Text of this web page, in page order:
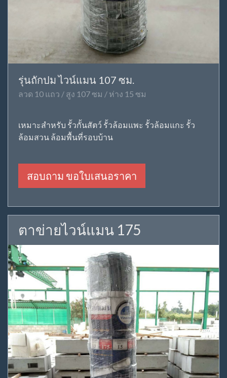
รุ่นถักปม ไวน์แมน 107 ซม.
ลวด 10 แถว / สูง 107 ซม / ห่าง 15 ซม
เหมาะสำหรับ รั้วกั้นสัตว์ รั้วล้อมแพะ รั้วล้อมแกะ รั้ว
ล้อมสวน ล้อมพื้นที่รอบบ้าน
สอบถาม ขอใบเสนอราคา
ตาข่ายไวน์แมน 175